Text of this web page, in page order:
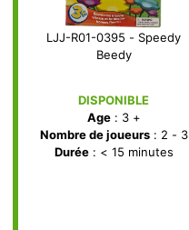
LJJ-R01-0395 - Speedy
Beedy
DISPONIBLE
Age: 3 +
Nombre de joueurs: 2 - 3
Durée: < 15 minutes